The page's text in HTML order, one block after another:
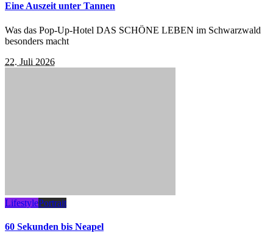
Eine Auszeit unter Tannen
Was das Pop-Up-Hotel DAS SCHÖNE LEBEN im Schwarzwald
besonders macht
22. Juli 2026
LifestylePortrait
60 Sekunden bis Neapel